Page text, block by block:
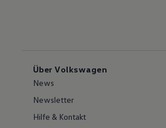
Über Volkswagen
News
Newsletter
Hilfe & Kontakt